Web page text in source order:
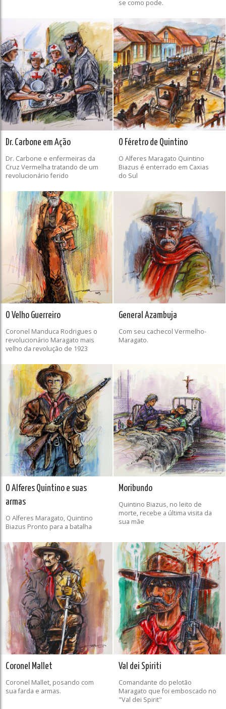
se como pode.
Dr. Carbone em Ação
Dr. Carbone e enfermeiras da
Cruz Vermelha tratando de um
revolucionário ferido
O Féretro de Quintino
O Alferes Maragato Quintino
Biazus é enterrado em Caxias
do Sul
O Velho Guerreiro
Coronel Manduca Rodrigues o
revolucionário Maragato mais
velho da revolução de 1923
General Azambuja
Com seu cachecol Vermelho-
Maragato.
O Alferes Quintino e suas
armas
O Alferes Maragato, Quintino
Biazus Pronto para a batalha
Moribundo
Quintino Biazus, no leito de
morte, recebe a última visita da
sua mãe
Coronel Mallet
Coronel Mallet, posando com
sua farda e armas.
Val dei Spiriti
Comandante do pelotão
Maragato que foi emboscado no
"Val dei Spirit"